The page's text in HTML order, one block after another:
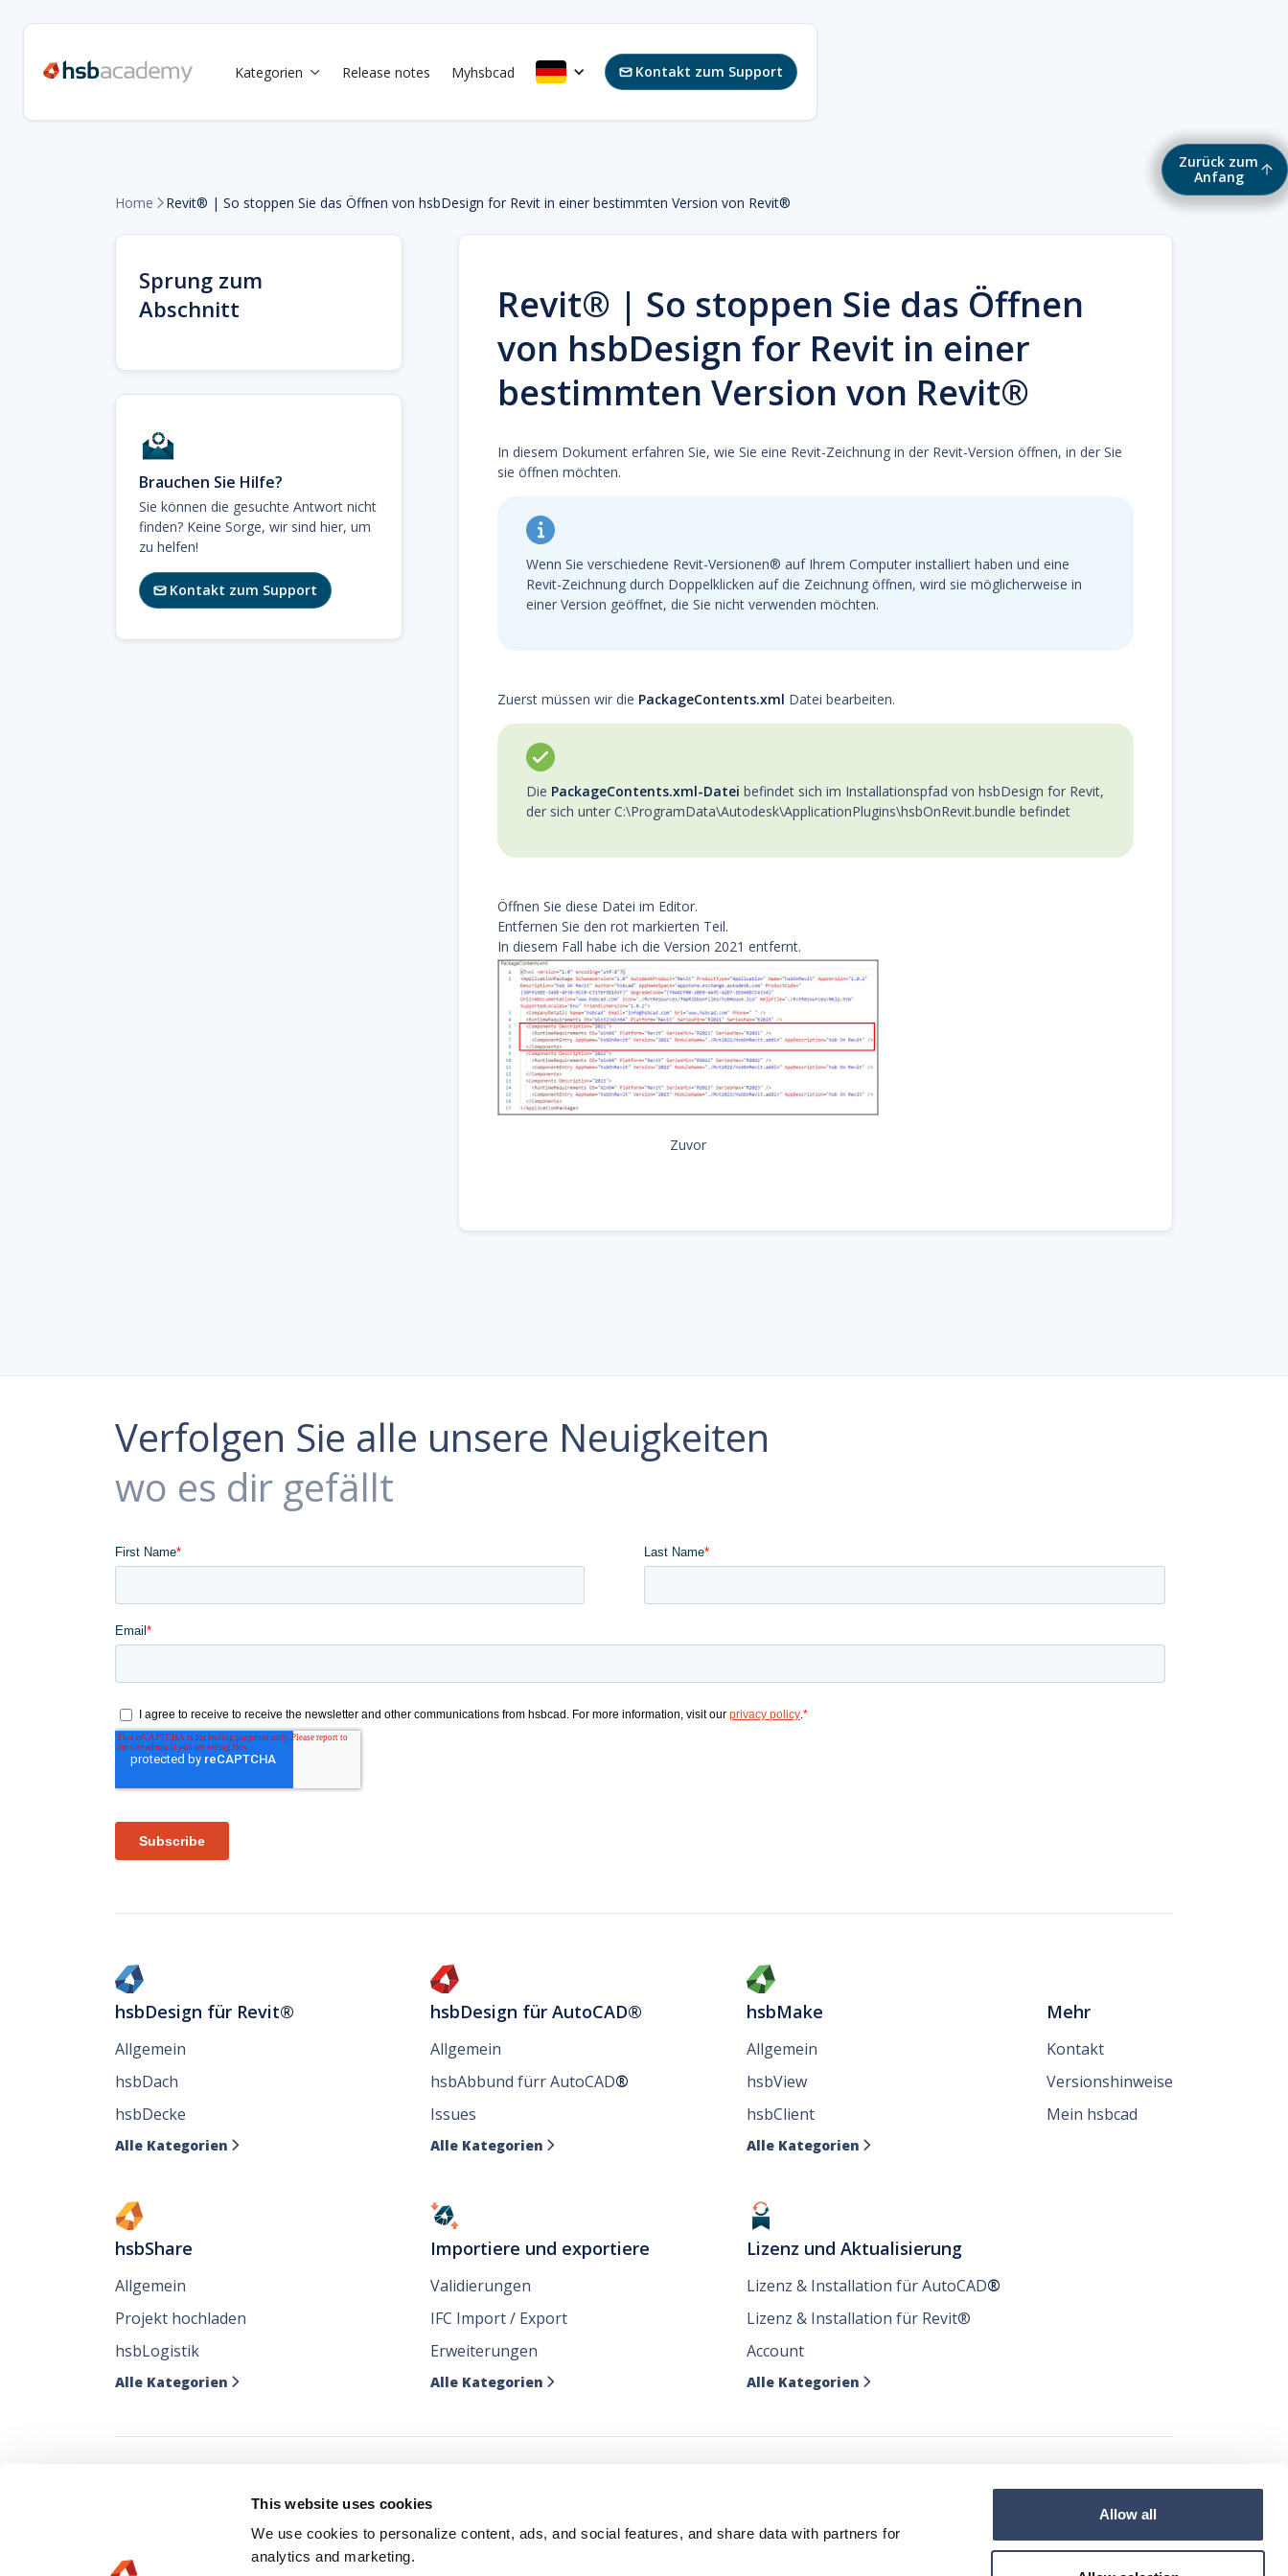
This website uses cookies
We use cookies to personalize content, ads, and social features, and share data with partners for
analytics and marketing.
Allow all
Kategorien  Release notes Myhsbcad Kontakt zum Support
Zurück zum
Anfang
Home  Revit® | So stoppen Sie das Öffnen von hsbDesign for Revit in einer bestimmten Version von Revit®
Sprung zum
Abschnitt
Brauchen Sie Hilfe?
Sie können die gesuchte Antwort nicht
finden? Keine Sorge, wir sind hier, um
zu helfen!
Kontakt zum Support
Revit® | So stoppen Sie das Öffnen
von hsbDesign for Revit in einer
bestimmten Version von Revit®
In diesem Dokument erfahren Sie, wie Sie eine Revit-Zeichnung in der Revit-Version öffnen, in der Sie
sie öffnen möchten.
Wenn Sie verschiedene Revit-Versionen® auf Ihrem Computer installiert haben und eine
Revit-Zeichnung durch Doppelklicken auf die Zeichnung öffnen, wird sie möglicherweise in
einer Version geöffnet, die Sie nicht verwenden möchten.
Zuerst müssen wir die PackageContents.xml Datei bearbeiten.
Die PackageContents.xml-Datei befindet sich im Installationspfad von hsbDesign for Revit,
der sich unter C:\ProgramData\Autodesk\ApplicationPlugins\hsbOnRevit.bundle befindet
Öffnen Sie diese Datei im Editor.
Entfernen Sie den rot markierten Teil.
In diesem Fall habe ich die Version 2021 entfernt.
Zuvor
Verfolgen Sie alle unsere Neuigkeiten
wo es dir gefällt
hsbDesign für Revit®
Allgemein
hsbDach
hsbDecke
Alle Kategorien 
hsbDesign für AutoCAD®
Allgemein
hsbAbbund fürr AutoCAD®
Issues
Alle Kategorien 
hsbMake
Allgemein
hsbView
hsbClient
Alle Kategorien 
hsbShare
Allgemein
Projekt hochladen
hsbLogistik
Alle Kategorien 
Importiere und exportiere
Validierungen
IFC Import / Export
Erweiterungen
Alle Kategorien 
Lizenz und Aktualisierung
Lizenz & Installation für AutoCAD®
Lizenz & Installation für Revit®
Account
Alle Kategorien 
Mehr
Kontakt
Versionshinweise
Mein hsbcad
Verfolgen Sie alle unsere Nachrichten dort
wo Sie sie mögen
 